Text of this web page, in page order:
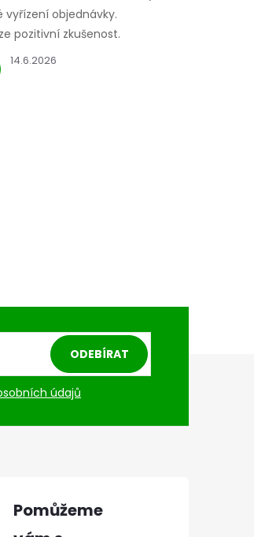
14.6.2026
vyřízení objednávky.
pozitivní zkušenost.
údajů
ODEBÍRAT